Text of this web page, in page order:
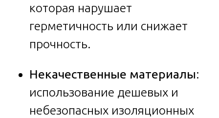
которая нарушает
герметичность или снижает
прочность.
Некачественные материалы:
использование дешевых и
небезопасных изоляционных